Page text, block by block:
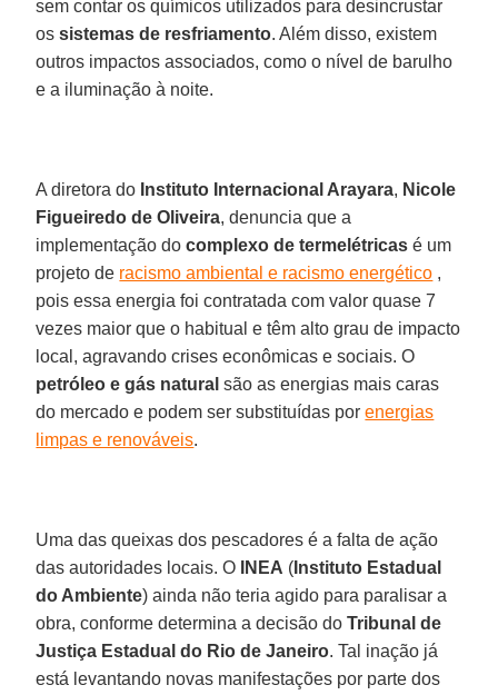
sem contar os químicos utilizados para desincrustar
ossistemas de resfriamento. Além disso, existem
outros impactos associados, como o nível de barulho
e a iluminação à noite.
A diretora do Instituto Internacional Arayara, Nicole
Figueiredo de Oliveira, denuncia que a
implementação docomplexo de termelétricas é um
projeto de racismo ambiental e racismo energético ,
pois essa energia foi contratada com valor quase 7
vezes maior que o habitual e têm alto grau de impacto
local, agravando crises econômicas e sociais. O
petróleo e gás natural são as energias mais caras
do mercado e podem ser substituídas porenergias
limpas e renováveis.
Uma das queixas dos pescadores é a falta de ação
das autoridades locais. O
INEA ( Instituto Estadual
do Ambiente) ainda não teria agido para paralisar a
obra, conforme determina a decisão doTribunal de
Justiça Estadual do Rio de Janeiro. Tal inação já
está levantando novas manifestações por parte dos